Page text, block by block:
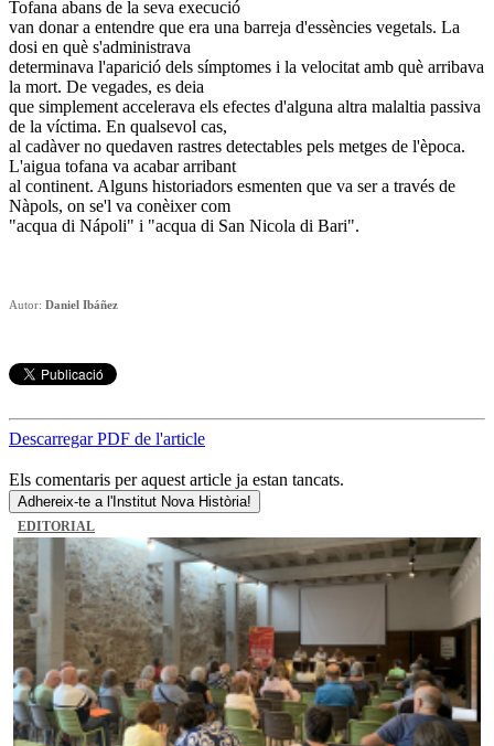
Tofana abans de la seva execució
van donar a entendre que era una barreja d'essències vegetals. La
dosi en què s'administrava
determinava l'aparició dels símptomes i la velocitat amb què arribava
la mort. De vegades, es deia
que simplement accelerava els efectes d'alguna altra malaltia passiva
de la víctima. En qualsevol cas,
al cadàver no quedaven rastres detectables pels metges de l'època.
L'aigua tofana va acabar arribant
al continent. Alguns historiadors esmenten que va ser a través de
Nàpols, on se'l va conèixer com
"acqua di Nápoli" i "acqua di San Nicola di Bari".
Autor: Daniel Ibáñez
Descarregar PDF de l'article
Els comentaris per aquest article ja estan tancats.
Adhereix-te a l'Institut Nova Història!
EDITORIAL